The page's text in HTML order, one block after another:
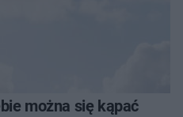
można się kąpać